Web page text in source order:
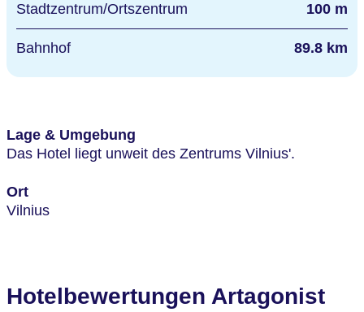
Stadtzentrum/Ortszentrum 100 m
Bahnhof 89.8 km
Lage & Umgebung
Das Hotel liegt unweit des Zentrums Vilnius'.
Ort
Vilnius
Hotelbewertungen Artagonist